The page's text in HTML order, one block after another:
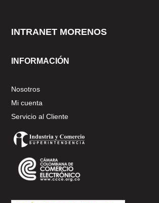
INTRANET MORENOS
INFORMACIÓN
Nosotros
Mi cuenta
Servicio al Cliente